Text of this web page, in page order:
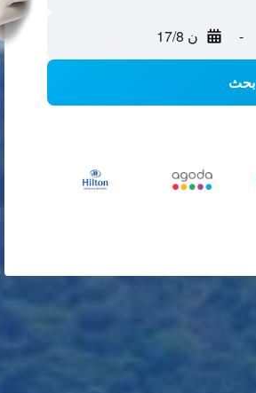
- ن 17/8
بحث